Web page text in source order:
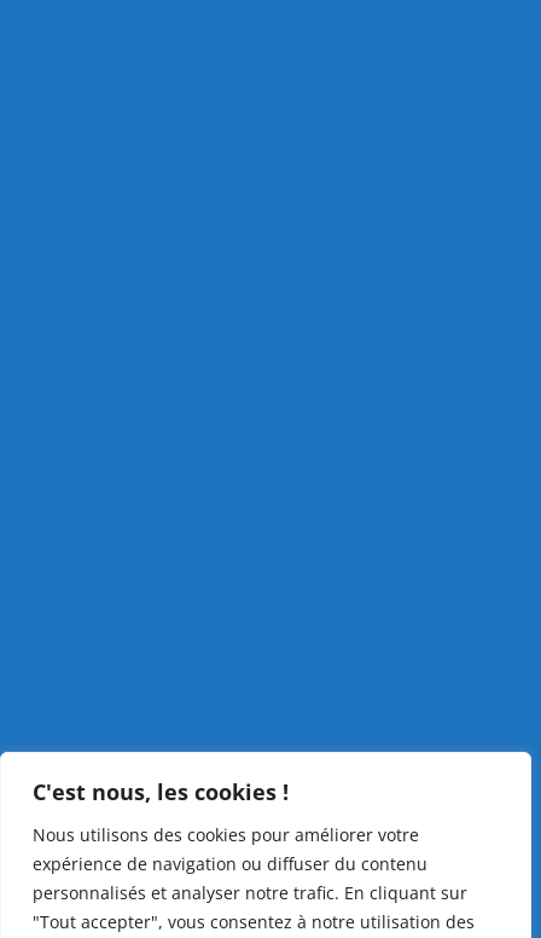
C'est nous, les cookies !
Nous utilisons des cookies pour améliorer votre
expérience de navigation ou diffuser du contenu
personnalisés et analyser notre trafic. En cliquant sur
"Tout accepter", vous consentez à notre utilisation des